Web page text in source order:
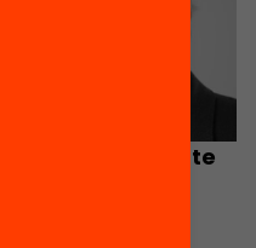
Joan Majó Cruzate